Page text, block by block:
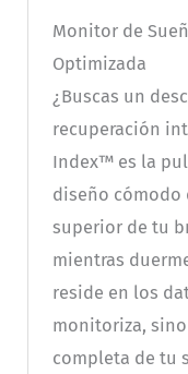
inteligente
cantidad
Monitor de
Optimizada
¿Buscas un
recuperación
Index™ es la
diseño cómodo
superior de tu
mientras
reside en los
monitoriza,
completa de tu